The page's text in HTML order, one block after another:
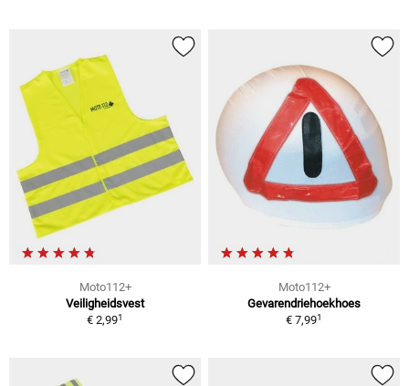
Moto112+
Veiligheidsvest
€ 2,991
Moto112+
Gevarendriehoekhoes
€ 7,991